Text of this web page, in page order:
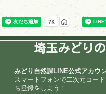
埼玉みどり
みどり自然課LINE公式アカウ
スマートフォンで二次元コー
ち登録をしよう！